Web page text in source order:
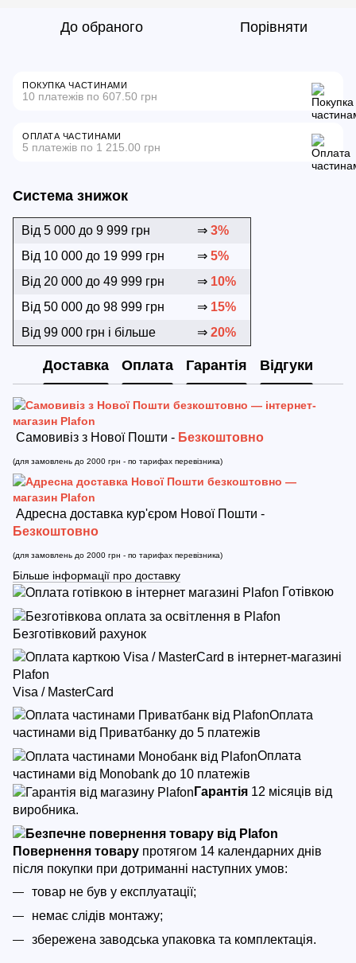
До обраного Порівняти
ПОКУПКА ЧАСТИНАМИ
10 платежів по 607.50 грн
ОПЛАТА ЧАСТИНАМИ
5 платежів по 1 215.00 грн
Система знижок
Від 5 000 до 9 999 грн ⇒ 3%
Від 10 000 до 19 999 грн
⇒ 5%
Від 20 000 до 49 999 грн
⇒ 10%
Від 50 000 до 98 999 грн
⇒ 15%
Від 99 000 грн і більше
⇒ 20%
Доставка Оплата Гарантія Відгуки
Самовивіз з Нової Пошти - Безкоштовно
(для замовлень до 2000 грн - по тарифах перевізника)
Адресна доставка кур'єром Нової Пошти -
Безкоштовно
(для замовлень до 2000 грн - по тарифах перевізника)
Більше інформації про доставку
Готівкою
Безготівковий рахунок
Visa / MasterCard
Оплата
частинами від Приватбанку до 5 платежів
Оплата
частинами від Monobank до 10 платежів
Гарантія 12 місяців від
виробника.
Повернення товару протягом 14 календарних днів
після покупки при дотриманні наступних умов:
товар не був у експлуатації;
немає слідів монтажу;
збережена заводська упаковка та комплектація.